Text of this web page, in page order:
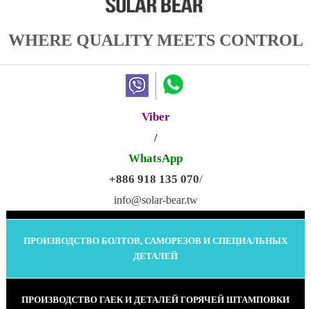
WHERE QUALITY MEETS CONTROL
Viber
/
WhatsApp
+886 918 135 070/
info@solar-bear.tw
ПРОИЗВОДСТВО КАЛИБРОВАННОЙ ПРОВОЛОКИ
ПРОИЗВОДСТВО БОЛТОВ, САМОРЕЗОВ И СПЕЦИАЛЬНЫХ
ДЕТАЛЕЙ
ПРОИЗВОДСТВО ГАЕК И ДЕТАЛЕЙ ГОРЯЧЕЙ ШТАМПОВКИ